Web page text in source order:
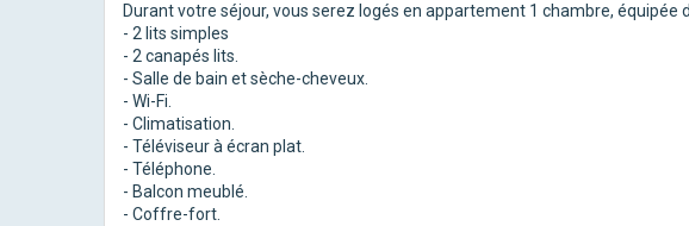
Durant votre séjour, vous serez logés en appartement 1 chambre, équipée
- 2 lits simples
- 2 canapés lits.
- Salle de bain et sèche-cheveux.
- Wi-Fi.
- Climatisation.
- Téléviseur à écran plat.
- Téléphone.
- Balcon meublé.
- Coffre-fort.